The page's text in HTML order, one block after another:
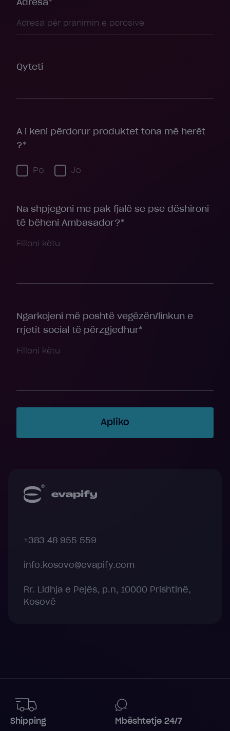
Adresa*
Qyteti
A i keni përdorur produktet tona më herët
?*
Po Jo
Na shpjegoni me pak fjalë se pse dëshironi
të bëheni Ambasador?*
Ngarkojeni më poshtë vegëzën/linkun e
rrjetit social të përzgjedhur*
Apliko
+383 48 955 559
info.kosovo@evapify.com
Rr. Lidhja e Pejës, p.n, 10000 Prishtinë,
Kosovë
Shipping Mbështetje 24/7